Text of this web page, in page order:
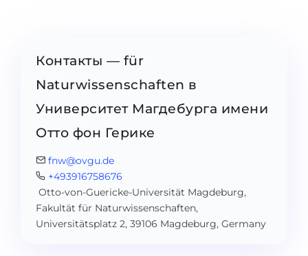
Контакты — für
Naturwissenschaften в
Университет Магдебурга имени
Отто фон Герике
fnw@ovgu.de
+493916758676
Otto-von-Guericke-Universität Magdeburg,
Fakultät für Naturwissenschaften,
Universitätsplatz 2, 39106 Magdeburg, Germany